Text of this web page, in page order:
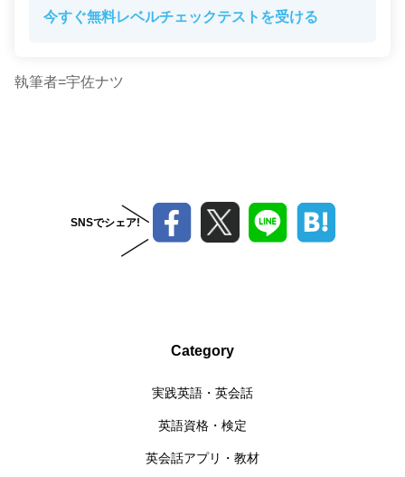
今すぐ無料レベルチェックテストを受ける
執筆者=宇佐ナツ
SNSでシェア!
Category
実践英語・英会話
英語資格・検定
英会話アプリ・教材